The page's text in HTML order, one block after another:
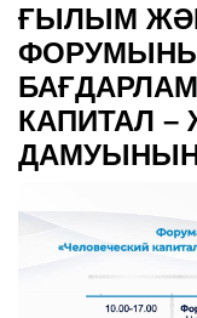
ҒЫЛЫМ
КАПИТАЛ –
ДАМУЫНЫҢ